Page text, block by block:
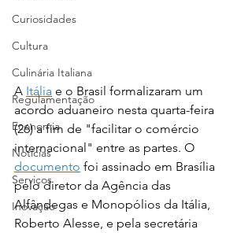
Curiosidades
Cultura
Culinária Italiana
Regulamentação
Economia
Notícias
Serviços
Inovação
A Itália e o Brasil formalizaram um
acordo aduaneiro nesta quarta-feira
(26) a fim de "facilitar o comércio
internacional" entre as partes. O
documento foi assinado em Brasília
pelo diretor da Agência das
Alfândegas e Monopólios da Itália,
Roberto Alesse, e pela secretária